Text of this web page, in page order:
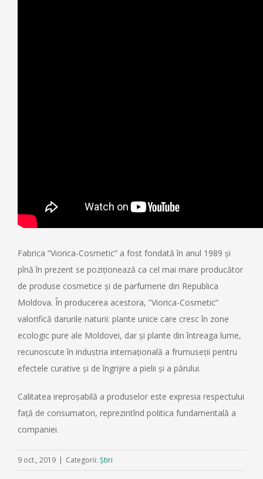
Fabrica ”Viorica-Cosmetic” a fost fondată în anul 1989 și
pînă în prezent se poziționează ca cel mai mare producător
de produse cosmetice și de parfumerie din Republica
Moldova. În producerea acestora, ”Viorica-Cosmetic”
valorifică darurile naturii: plante unice care cresc în zone
ecologic pure ale Moldovei, dar și plante din întreaga lume,
recunoscute în industria internațională a frumuseții pentru
efectele curative și de îngrijire a pielii și a părului.
Calitatea ireproșabilă a produselor este expresia respectului
față de consumatori, reprezintînd politica fundamentală a
companiei.
9 oct., 2019 | Categorii: Știri